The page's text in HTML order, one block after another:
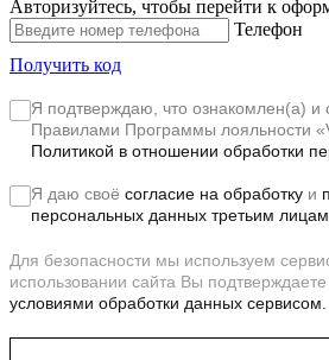
Авторизуйтесь, чтобы перейти к
Телефон
Получить код
Я подтверждаю, что ознакомлен(а) и
Правилами Программы лояльности
Политикой в отношении обработки
Я даю своё согласие на обработку и
персональных данных третьим лицам
Для безопасности мы используем
использовании сайта Вы
условиями обработки данных сервисом.